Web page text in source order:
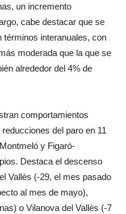
un incremento
cabe destacar que se
términos interanuales, con
moderada que la que se
alrededor del 4% de
comportamientos
del paro en 11
y Figaró-
Destaca el descenso
Vallès (-29, el mes pasado
al mes de mayo),
o Vilanova del Vallès (-7